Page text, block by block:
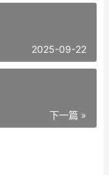
2025-09-22
下一篇 »